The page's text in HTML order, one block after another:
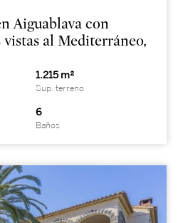
Aiguablava con
al Mediterráneo,
1.215 m²
Sup. terreno
6
Baños